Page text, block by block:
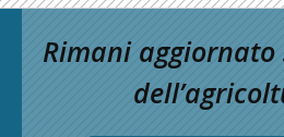
Rimani